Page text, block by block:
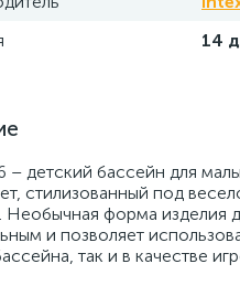
14
– детский бассейн для
стилизованный под
Необычная форма изделия
и позволяет
так и в качестве